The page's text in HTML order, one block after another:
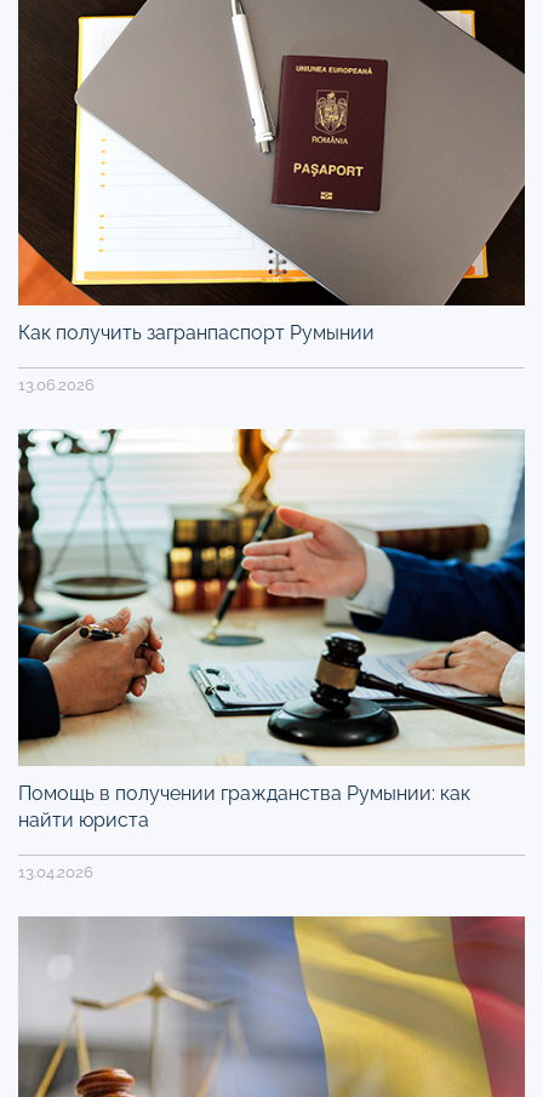
Как получить загранпаспорт Румынии
13.06.2026
Помощь в получении гражданства Румынии: как
найти юриста
13.04.2026